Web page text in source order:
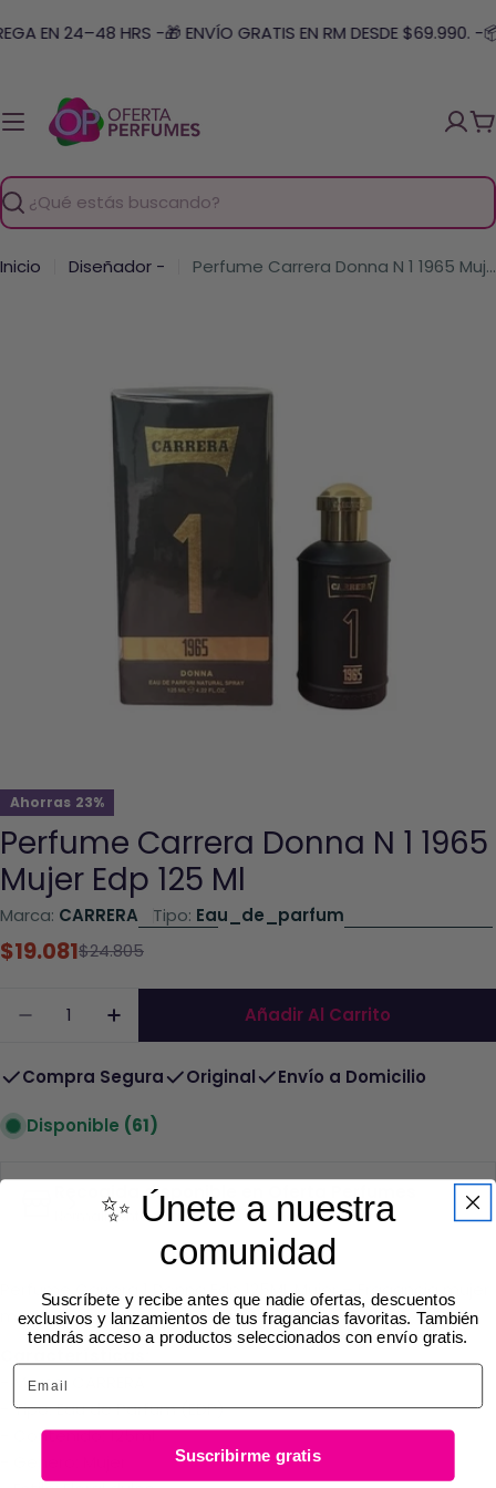
al
EN 24–48 HRS -🎁 ENVÍO GRATIS EN RM DESDE $69.990. -
Buscar
Inicio Diseñador - Perfume Carrera Donna N 1 1965 Mujer Edp 125 Ml
el archivo 0 en una ventana modal
Ahorras 23%
Perfume Carrera Donna N 1 1965
Mujer Edp 125 Ml
Marca: CARRERA Tipo: Eau_de_parfum
Precio
$19.081
Precio $24.805
Añadir Al Carrito
Compra Segura Original Envío a Domicilio
Disponible (61)
Recogida disponible en Oferta Perfumes
Normalmente está listo en 2 a 4 días
Perfume Carrera 1 Donna Edp 125ML Mujer – Fragancia mujer
moderna y versátil de perfumería internacional.
- Marca: CARRERA
- Tipo: Eau de Parfum (EDP)
- Contenido: 125ml
✨ Únete a nuestra
comunidad
Suscríbete y recibe antes que nadie ofertas, descuentos
exclusivos y lanzamientos de tus fragancias favoritas. También
tendrás acceso a productos seleccionados con envío gratis.
Email
Suscribirme gratis